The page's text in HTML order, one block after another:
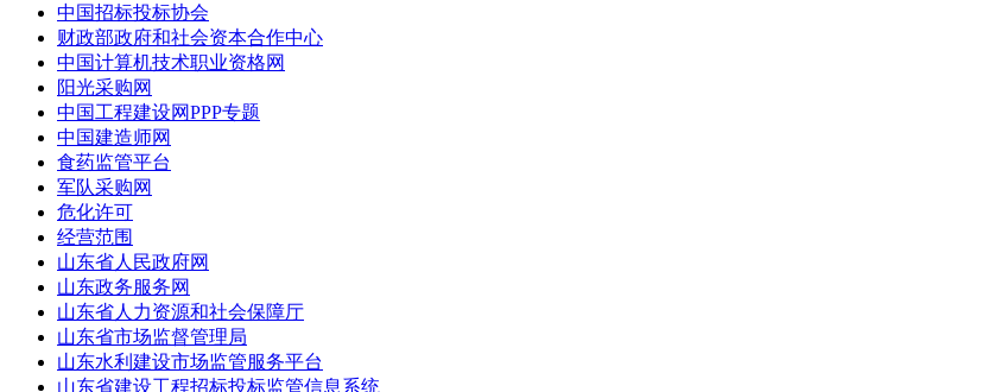
中国招标投标协会
财政部政府和社会资本合作中心
中国计算机技术职业资格网
阳光采购网
中国工程建设网PPP专题
中国建造师网
食药监管平台
军队采购网
危化许可
经营范围
山东省人民政府网
山东政务服务网
山东省人力资源和社会保障厅
山东省市场监督管理局
山东水利建设市场监管服务平台
山东省建设工程招标投标监管信息系统